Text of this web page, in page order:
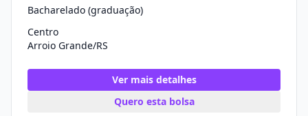
Bacharelado (graduação)
Centro
Arroio Grande/RS
Ver mais detalhes
Quero esta bolsa